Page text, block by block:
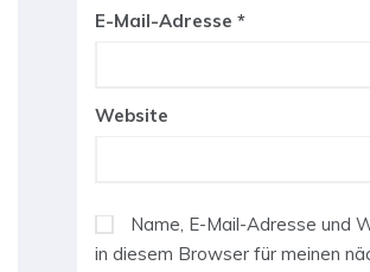
E-Mail-Adresse *
Website
Name, E-Mail-Adresse und
in diesem Browser für meinen